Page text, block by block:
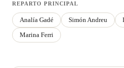
REPARTO PRINCIPAL
Analía Gadé Simón Andreu
Marina Ferri